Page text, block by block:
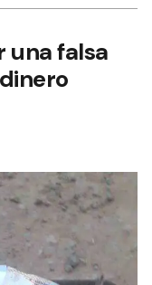
una falsa